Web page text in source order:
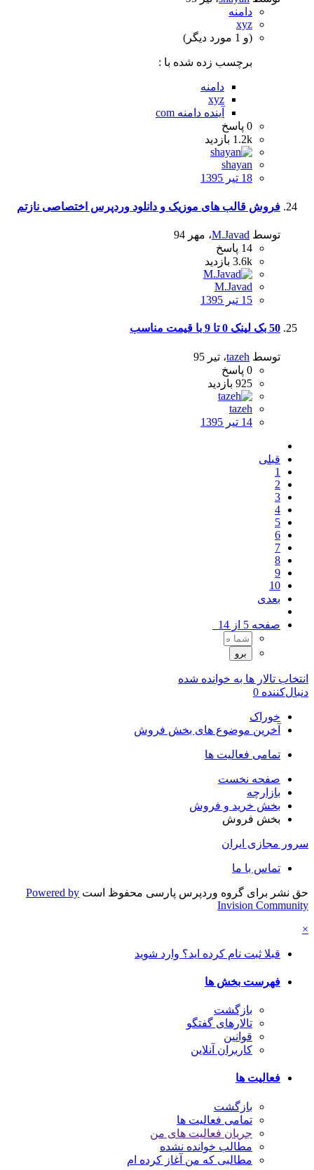
دامنه
xyz
(و 1 مورد دیگر)
برچسب زده شده با :
دامنه
xyz
آینده دامنه com
0 پاسخ
1.2k بازدید
shayan
18 تیر 1395
فروش قالب های موزیک و دانلود وردپرس اختصاصی نازتم
توسط M.Javad، مهر 94
14 پاسخ
3.6k بازدید
M.Javad
15 تیر 1395
50 بک لینک 0 تا 9 با قیمت مناسب
توسط tazeh، تیر 95
0 پاسخ
925 بازدید
tazeh
14 تیر 1395
قبلی
1
2
3
4
5
6
7
8
9
10
بعدی
صفحه 5 از 14
انتخاب تالار ها به خوانده شده
دنبال‌کننده 0
خوراک
آخرین موضوع های بخش فروش
تمامی فعالیت ها
صفحه نخست
بازارچه
بخش خرید و فروش
بخش فروش
سرور مجازی ایران
تماس با ما
حق نشر برای گروه وردپرس پارسی محفوظ است Powered by
Invision Community
×
قبلا ثبت نام کرده اید؟ وارد شوید
فهرست بخش ها
بازگشت
تالارهای گفتگو
قوانین
کاربران آنلاین
فعالیت ها
بازگشت
تمامی فعالیت ها
جریان فعالیت های من
مطالب خوانده نشده
مطالبی که من آغاز کرده ام